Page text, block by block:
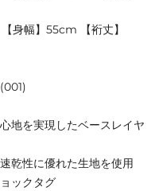
身幅】55cm 【裄丈】
地を実現したベースレイヤ
乾性に優れた生地を使用
ックタグ